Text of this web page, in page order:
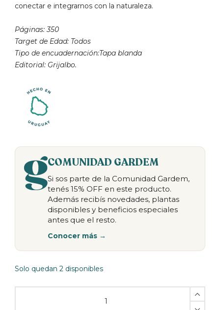
conectar e integrarnos con la naturaleza.
Páginas: 350
Target de Edad: Todos
Tipo de encuadernación:Tapa blanda
Editorial: Grijalbo.
COMUNIDAD GARDEM
Si sos parte de la Comunidad Gardem,
tenés 15% OFF en este producto.
Además recibís novedades, plantas
disponibles y beneficios especiales
antes que el resto.
Conocer más →
Solo quedan 2 disponibles